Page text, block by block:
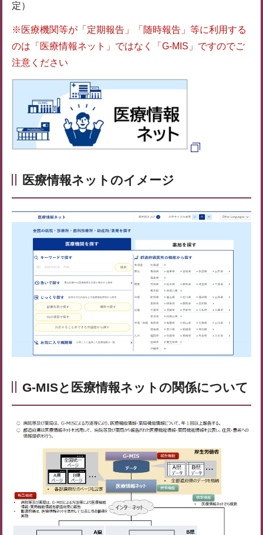
定）
※医療機関等が「定期報告」「随時報告」等に利用する
のは「医療情報ネット」ではなく「G-MIS」ですのでご
注意ください
医療情報ネットのイメージ
G-MISと医療情報ネットの関係について